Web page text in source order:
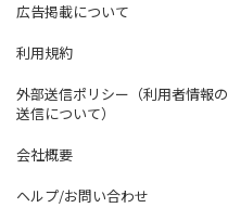
広告掲載について
利用規約
外部送信ポリシー（利用者情報の
送信について）
会社概要
ヘルプ/お問い合わせ